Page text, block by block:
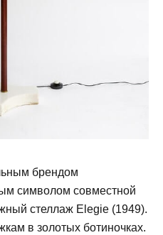
брендом
символом совместной
стеллаж Elegie (1949).
в золотых ботиночках.